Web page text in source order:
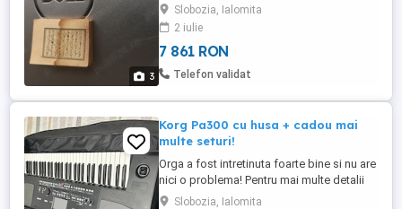
3
timp.Este frumos editata.O păstrez de
aproximativ 20 de ani si, m-am hotărât sa
o vând.Nu sunt de religie musulman si nu
știu ce scrie în ea. Rog amatorii de
colecții, sa ma contacteze dacă vor sa o
Slobozia, Ialomita
2 iulie
7 861 RON
Telefon validat
Korg Pa300 cu husa + cadou mai
multe seturi!
Orga a fost intretinuta foarte bine si nu are
nici o problema! Pentru mai multe detalii
mesaj la nr:
Slobozia, Ialomita